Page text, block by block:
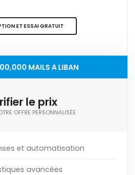
ET ESSAI GRATUIT
MAILS A LIBAN
le prix
OFFRE PERSONNALISÉE
et automatisation
avancées